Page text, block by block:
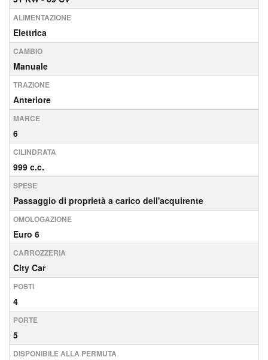
ALIMENTAZIONE
Elettrica
CAMBIO
Manuale
TRAZIONE
Anteriore
MARCE
6
CILINDRATA
999 c.c.
SPESE
Passaggio di proprietà a carico dell'acquirente
OMOLOGAZIONE
Euro 6
CARROZZERIA
City Car
POSTI
4
PORTE
5
DISPONIBILE ALLA PERMUTA